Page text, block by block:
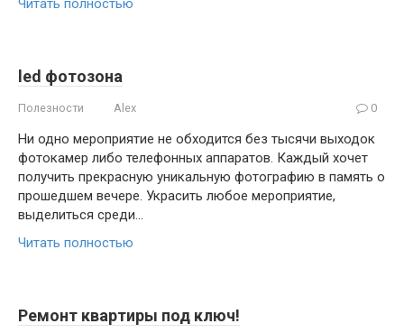
led фотозона
Полезности Alex 0
Ни одно мероприятие не обходится без тысячи выходок
фотокамер либо телефонных аппаратов. Каждый хочет
получить прекрасную уникальную фотографию в память о
прошедшем вечере. Украсить любое мероприятие,
выделиться среди…
Читать полностью
Ремонт квартиры под ключ!